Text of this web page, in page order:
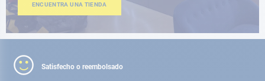
ENCUENTRA UNA TIENDA
Satisfecho o reembolsado